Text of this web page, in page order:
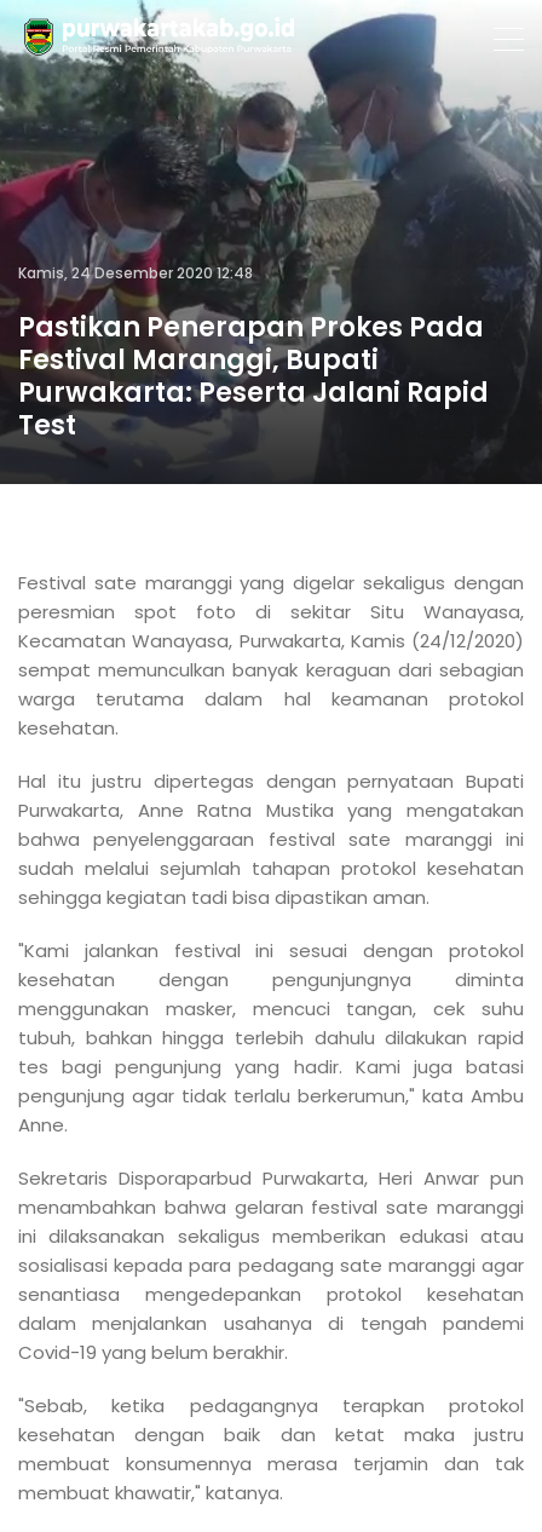
Kamis, 24 Desember 2020 12:48
Pastikan Penerapan Prokes Pada
Festival Maranggi, Bupati
Purwakarta: Peserta Jalani Rapid
Test
Festival sate maranggi yang digelar sekaligus dengan
peresmian spot foto di sekitar Situ Wanayasa,
Kecamatan Wanayasa, Purwakarta, Kamis (24/12/2020)
sempat memunculkan banyak keraguan dari sebagian
warga terutama dalam hal keamanan protokol
kesehatan.
Hal itu justru dipertegas dengan pernyataan Bupati
Purwakarta, Anne Ratna Mustika yang mengatakan
bahwa penyelenggaraan festival sate maranggi ini
sudah melalui sejumlah tahapan protokol kesehatan
sehingga kegiatan tadi bisa dipastikan aman.
"Kami jalankan festival ini sesuai dengan protokol
kesehatan dengan pengunjungnya diminta
menggunakan masker, mencuci tangan, cek suhu
tubuh, bahkan hingga terlebih dahulu dilakukan rapid
tes bagi pengunjung yang hadir. Kami juga batasi
pengunjung agar tidak terlalu berkerumun," kata Ambu
Anne.
Sekretaris Disporaparbud Purwakarta, Heri Anwar pun
menambahkan bahwa gelaran festival sate maranggi
ini dilaksanakan sekaligus memberikan edukasi atau
sosialisasi kepada para pedagang sate maranggi agar
senantiasa mengedepankan protokol kesehatan
dalam menjalankan usahanya di tengah pandemi
Covid-19 yang belum berakhir.
"Sebab, ketika pedagangnya terapkan protokol
kesehatan dengan baik dan ketat maka justru
membuat konsumennya merasa terjamin dan tak
membuat khawatir," katanya.